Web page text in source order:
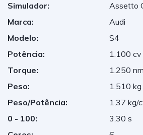
Simulador:
Assetto
Marca:
Audi
Modelo:
S4
Potência:
1.100 cv
Torque:
1.250 nm
Peso:
1.510 kg
Peso/Potência:
1,37 kg/
0 - 100:
3,30 s